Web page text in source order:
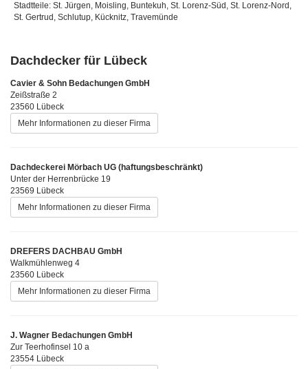
Stadtteile: St. Jürgen, Moisling, Buntekuh, St. Lorenz-Süd, St. Lorenz-Nord,
St. Gertrud, Schlutup, Kücknitz, Travemünde
Dachdecker für Lübeck
Cavier & Sohn Bedachungen GmbH
Zeißstraße 2
23560 Lübeck
Mehr Informationen zu dieser Firma
Dachdeckerei Mörbach UG (haftungsbeschränkt)
Unter der Herrenbrücke 19
23569 Lübeck
Mehr Informationen zu dieser Firma
DREFERS DACHBAU GmbH
Walkmühlenweg 4
23560 Lübeck
Mehr Informationen zu dieser Firma
J. Wagner Bedachungen GmbH
Zur Teerhofinsel 10 a
23554 Lübeck